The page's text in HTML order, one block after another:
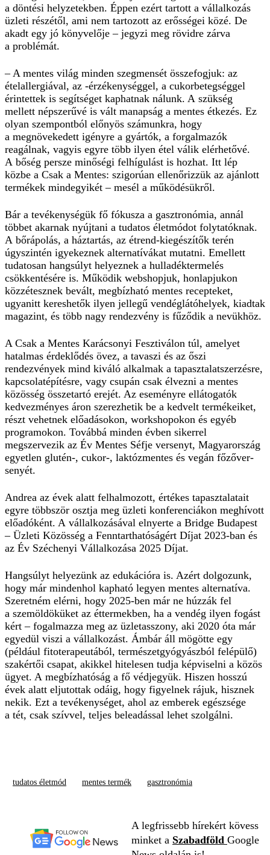
a döntési helyzetekben. Éppen ezért tartott a vállalkozás
üzleti részétől, ami nem tartozott az erősségei közé. De
akadt egy jó könyvelője – jegyzi meg rövidre zárva
a problémát.
– A mentes világ minden szegmensét összefogjuk: az
ételallergiá­val, az -érzékenységgel, a cukorbetegséggel
érintettek is segítséget kaphatnak nálunk. A szükség
mellett népszerűvé is vált manapság a mentes étkezés. Ez
olyan szempontból előnyös számunkra, hogy
a megnövekedett igényre a gyártók, a forgalmazók
reagálnak, vagyis egyre több ilyen étel válik elérhetővé.
A bőség persze minőségi felhígulást is hozhat. Itt lép
közbe a Csak a Mentes: szigorúan ellenőrizzük az ajánlott
termékek mindegyikét – mesél a működésükről.
Bár a tevékenységük fő fókusza a gasztronómia, annál
többet akarnak nyújtani a tudatos életmódot folytatóknak.
A bőrápolás, a háztartás, az étrend-kiegészítők terén
úgyszintén igyekeznek alternatívákat mutatni. Emellett
tudatosan hangsúlyt helyeznek a hulladéktermelés
csökkentésére is. Működik webshopjuk, honlapjukon
közzétesznek bevált, megbízható mentes recepteket,
ugyanitt kereshetők ilyen jellegű vendéglátóhelyek, kiadtak
magazint, és több nagy rendezvény is fűződik a nevükhöz.
A Csak a Mentes Karácsonyi Fesztiválon túl, amelyet
hatalmas érdeklődés övez, a tavaszi és az őszi
rendezvények mind kiváló alkalmak a tapasztalatszerzésre,
kapcsolatépítésre, vagy csupán csak élvezni a mentes
közösség összetartó erejét. Az eseményre ellátogatók
kedvezményes áron szerezhetik be a kedvelt termékeiket,
részt vehetnek előadásokon, workshopokon és egyéb
programokon. Továbbá minden évben sikerrel
megszervezik az Év Mentes Séfje versenyt, Magyarország
egyetlen glutén-, cukor-, laktózmentes és vegán főzőver­
senyét.
Andrea az évek alatt felhalmozott, értékes tapasztalatait
egyre többször osztja meg üzleti konferenciákon meghívott
előadóként. A vállalkozásával elnyerte a Bridge Budapest
– Üzleti Közösség a Fenntarthatóságért Díjat 2023-ban és
az Év Széchenyi Vállalkozása 2025 Díjat.
Hangsúlyt helyezünk az edukációra is. Azért dolgozunk,
hogy már mindenhol kapható legyen mentes alternatíva.
Szeretném elérni, hogy 2025-ben már ne húzzák fel
a szemöldöküket az éttermekben, ha a vendég ilyen fogást
kért – fogalmazza meg az üzletasszony, aki 2020 óta már
egyedül viszi a vállalkozást. Ámbár áll mögötte egy
(például fitoterapeutából, természetgyó­gyász­ból felépülő)
szakértői csapat, akikkel hitelesen tudja képviselni a közös
ügyet. A megbízhatóság a fő védjegyük. Hiszen hosszú
évek alatt eljutottak odáig, hogy figyelnek rájuk, hisznek
nekik. Ezt a tevékenységet, ahol az emberek egészsége
a tét, csak szívvel, teljes beleadással lehet szolgálni.
tudatos életmód mentes termék gasztronómia
A legfrissebb hírekért kövess
minket a Szabadföld Google